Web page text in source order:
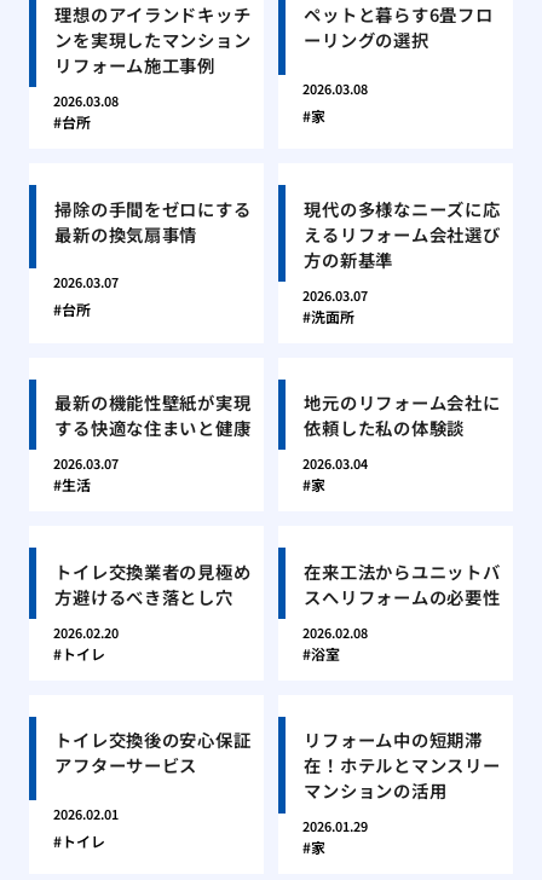
理想のアイランドキッチ
ンを実現したマンション
リフォーム施工事例
2026.03.08
台所
ペットと暮らす6畳フロ
ーリングの選択
2026.03.08
家
掃除の手間をゼロにする
最新の換気扇事情
2026.03.07
台所
現代の多様なニーズに応
えるリフォーム会社選び
方の新基準
2026.03.07
洗面所
最新の機能性壁紙が実現
する快適な住まいと健康
2026.03.07
生活
地元のリフォーム会社に
依頼した私の体験談
2026.03.04
家
トイレ交換業者の見極め
方避けるべき落とし穴
2026.02.20
トイレ
在来工法からユニットバ
スへリフォームの必要性
2026.02.08
浴室
トイレ交換後の安心保証
アフターサービス
2026.02.01
トイレ
リフォーム中の短期滞
在！ホテルとマンスリー
マンションの活用
2026.01.29
家